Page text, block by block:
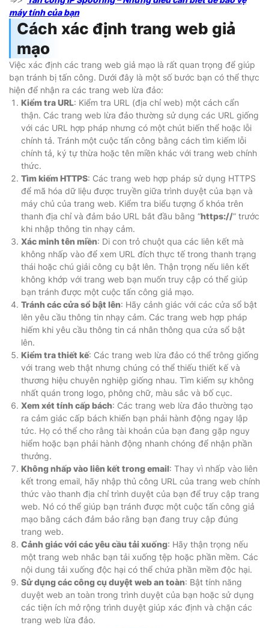
máy tính của bạn
Cách xác định trang web giả
mạo
Việc xác định các trang web giả mạo là rất quan trọng để giúp
bạn tránh bị tấn công. Dưới đây là một số bước bạn có thể thực
hiện để nhận ra các trang web lừa đảo:
Kiểm tra URL: Kiểm tra URL (địa chỉ web) một cách cẩn
thận. Các trang web lừa đảo thường sử dụng các URL giống
với các URL hợp pháp nhưng có một chút biến thể hoặc lỗi
chính tả. Tránh một cuộc tấn công bằng cách tìm kiếm lỗi
chính tả, ký tự thừa hoặc tên miền khác với trang web chính
thức.
Tìm kiếm HTTPS: Các trang web hợp pháp sử dụng HTTPS
để mã hóa dữ liệu được truyền giữa trình duyệt của bạn và
máy chủ của trang web. Kiểm tra biểu tượng ổ khóa trên
thanh địa chỉ và đảm bảo URL bắt đầu bằng “https://” trước
khi nhập thông tin nhạy cảm.
Xác minh tên miền: Di con trỏ chuột qua các liên kết mà
không nhấp vào để xem URL đích thực tế trong thanh trạng
thái hoặc chú giải công cụ bật lên. Thận trọng nếu liên kết
không khớp với trang web bạn muốn truy cập có thể giúp
bạn tránh được một cuộc tấn công giả mạo.
Tránh các cửa sổ bật lên: Hãy cảnh giác với các cửa sổ bật
lên yêu cầu thông tin nhạy cảm. Các trang web hợp pháp
hiếm khi yêu cầu thông tin cá nhân thông qua cửa sổ bật
lên.
Kiểm tra thiết kế: Các trang web lừa đảo có thể trông giống
với trang web thật nhưng chúng có thể thiếu thiết kế và
thương hiệu chuyên nghiệp giống nhau. Tìm kiếm sự không
nhất quán trong logo, phông chữ, màu sắc và bố cục.
Xem xét tính cấp bách: Các trang web lừa đảo thường tạo
ra cảm giác cấp bách khiến bạn phải hành động ngay lập
tức. Họ có thể cho rằng tài khoản của bạn đang gặp nguy
hiểm hoặc bạn phải hành động nhanh chóng để nhận phần
thưởng.
Không nhấp vào liên kết trong email: Thay vì nhấp vào liên
kết trong email, hãy nhập thủ công URL của trang web chính
thức vào thanh địa chỉ trình duyệt của bạn để truy cập trang
web. Nó có thể giúp bạn tránh được một cuộc tấn công giả
mạo bằng cách đảm bảo rằng bạn đang truy cập đúng
trang web.
Cảnh giác với các yêu cầu tải xuống: Hãy thận trọng nếu
một trang web nhắc bạn tải xuống tệp hoặc phần mềm. Các
nội dung tải xuống độc hại có thể chứa phần mềm độc hại.
Sử dụng các công cụ duyệt web an toàn: Bật tính năng
duyệt web an toàn trong trình duyệt của bạn hoặc sử dụng
các tiện ích mở rộng trình duyệt giúp xác định và chặn các
trang web lừa đảo.